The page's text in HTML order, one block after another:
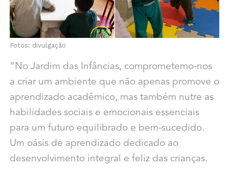
Fotos: divulgação
“No Jardim das Infâncias, comprometemo-nos
a criar um ambiente que não apenas promove o
aprendizado acadêmico, mas também nutre as
habilidades sociais e emocionais essenciais
para um futuro equilibrado e bem-sucedido.
Um oásis de aprendizado dedicado ao
desenvolvimento integral e feliz das crianças.